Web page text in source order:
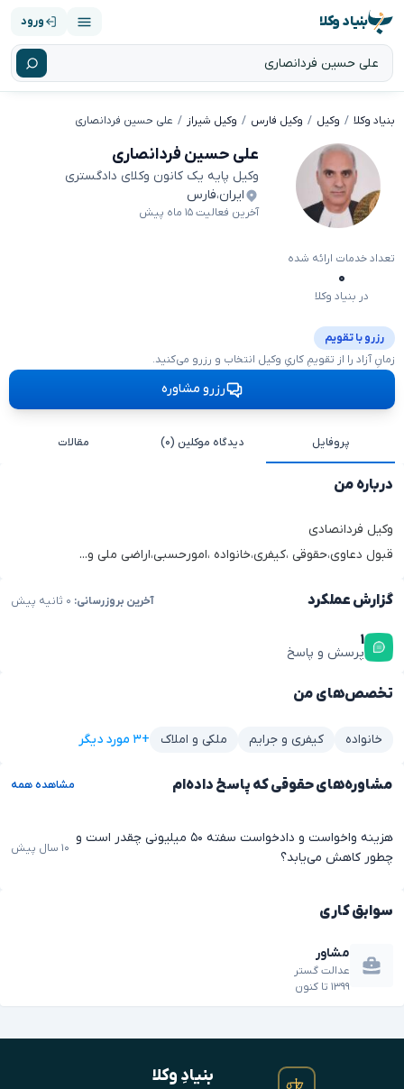
بنیاد وکلا ورود
بنیاد وکلا وکیل وکیل فارس وکیل شیراز علی حسین فردانصاری
علی حسین فردانصاری
وکیل پایه یک کانون وکلای دادگستری
ایران،فارس
آخرین فعالیت ۱۵ ماه پیش
تعداد خدمات ارائه شده
۰
در بنیاد وکلا
رزرو با تقویم
زمانِ آزاد را از تقویمِ کاریِ وکیل انتخاب و رزرو می‌کنید.
رزرو مشاوره
پروفایل دیدگاه موکلین (۰) مقالات
درباره من
وکیل فردانصادی
قبول دعاوی،حقوقی ،کیفری،خانواده ،امورحسبی،اراضی ملی و...
گزارش عملکرد آخرین بروزرسانی:
۱
پرسش و پاسخ
تخصص‌های من
خانواده کیفری و جرایم ملکی و املاک +۳ مورد دیگر
مشاوره‌های حقوقی که پاسخ داده‌ام مشاهده همه
هزینه واخواست و دادخواست سفته ۵۰ میلیونی چقدر است و
چطور کاهش می‌یابد؟
۱۰ سال پیش
سوابق کاری
مشاور
عدالت گستر
۱۳۹۹ تا کنون
بنیادِ وکلا